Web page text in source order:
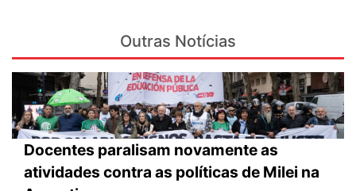
Outras Notícias
Docentes paralisam novamente as
atividades contra as políticas de Milei na